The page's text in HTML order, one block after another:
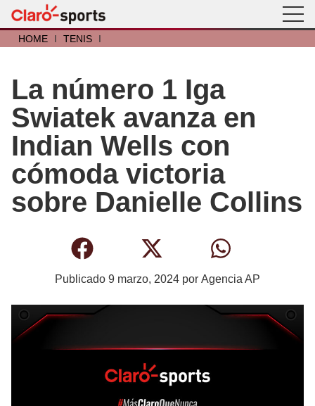
HOME I TENIS I
La número 1 Iga
Swiatek avanza en
Indian Wells con
cómoda victoria
sobre Danielle Collins
Publicado 9 marzo, 2024 por Agencia AP